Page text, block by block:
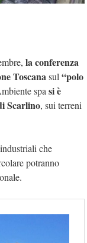
la conferenza
Toscanasul“polo
spasi è
Scarlino, sui terreni
che
potranno